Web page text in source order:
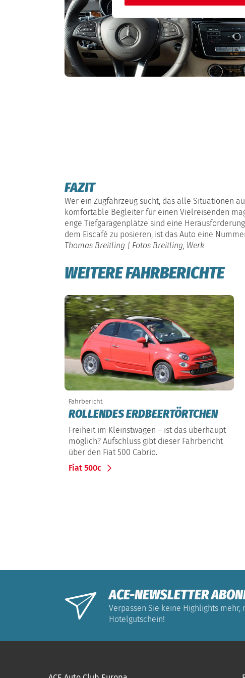
FAZIT
Wer ein Zugfahrzeug sucht, das alle Situationen
komfortable Begleiter für einen Vielreisenden
enge Tiefgaragenplätze sind eine
dem Eiscafé zu posieren, ist das Auto eine
Thomas Breitling | Fotos Breitling, Werk
WEITERE FAHRBERICHTE
Fahrbericht
ROLLENDES ERDBEERTÖRTCHEN
Freiheit im Kleinstwagen – ist das überhaupt
möglich? Aufschluss gibt dieser Fahrbericht
über den Fiat 500 Cabrio.
Fiat 500c
ACE-NEWSLETTER
Verpassen Sie keine Highlights
Hotelgutschein!